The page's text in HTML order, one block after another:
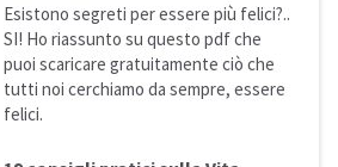
Esistono segreti per essere più felici?..
SI! Ho riassunto su questo pdf che
puoi scaricare gratuitamente ciò che
tutti noi cerchiamo da sempre, essere
felici.